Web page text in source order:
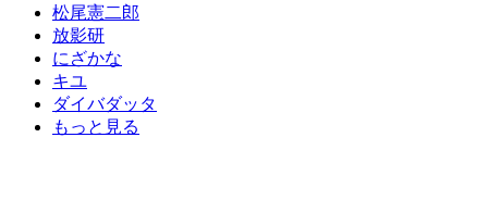
松尾憲二郎
放影研
にざかな
キユ
ダイバダッタ
もっと見る